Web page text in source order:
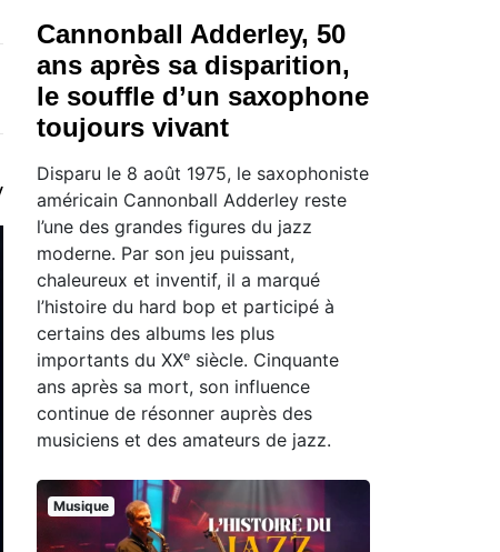
Cannonball Adderley, 50
ans après sa disparition,
le souffle d’un saxophone
toujours vivant
Disparu le 8 août 1975, le saxophoniste
américain Cannonball Adderley reste
l’une des grandes figures du jazz
moderne. Par son jeu puissant,
chaleureux et inventif, il a marqué
l’histoire du hard bop et participé à
certains des albums les plus
importants du XXᵉ siècle. Cinquante
ans après sa mort, son influence
continue de résonner auprès des
musiciens et des amateurs de jazz.
Musique